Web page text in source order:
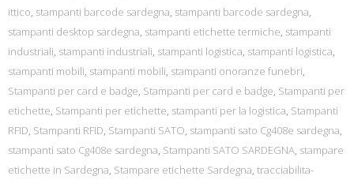
ittico, stampanti barcode sardegna, stampanti barcode sardegna,
stampanti desktop sardegna, stampanti etichette termiche, stampanti
industriali, stampanti industriali, stampanti logistica, stampanti logistica,
stampanti mobili, stampanti mobili, stampanti onoranze funebri,
Stampanti per card e badge, Stampanti per card e badge, Stampanti per
etichette, Stampanti per etichette, stampanti per la logistica, Stampanti
RFID, Stampanti RFID, Stampanti SATO, stampanti sato Cg408e sardegna,
stampanti sato Cg408e sardegna, Stampanti SATO SARDEGNA, stampare
etichette in Sardegna, Stampare etichette Sardegna, tracciabilita-